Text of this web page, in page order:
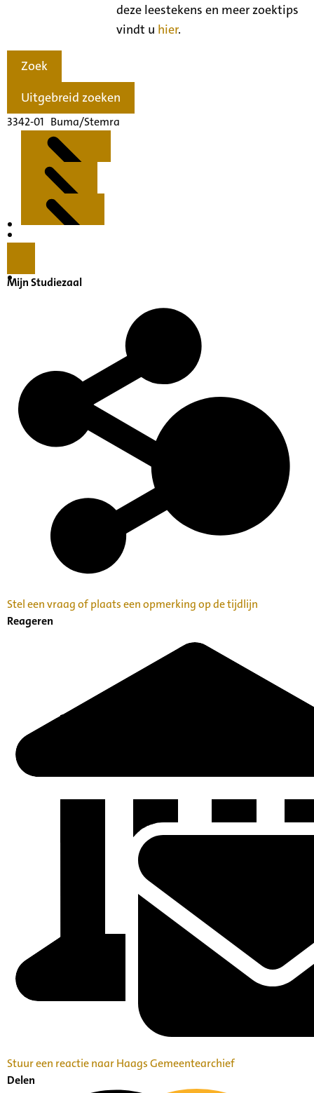
deze leestekens en meer zoektips
vindt u hier.
Zoek
Uitgebreid zoeken
3342-01 Buma/Stemra
Inventaris
Mijn Studiezaal
Stel een vraag of plaats een opmerking op de tijdlijn
Reageren
Stuur een reactie naar Haags Gemeentearchief
Delen